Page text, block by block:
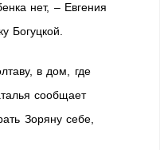
нет, – Евгения
Богуцкой.
в дом, где
сообщает
Зоряну себе,